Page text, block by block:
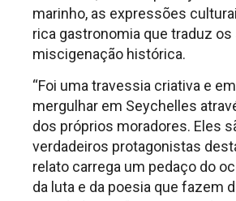
marinho, as expressões
rica gastronomia que traduz os
miscigenação histórica.
“Foi uma travessia criativa e
mergulhar em Seychelles
dos próprios moradores. Eles
verdadeiros protagonistas
relato carrega um pedaço do
da luta e da poesia que fazem